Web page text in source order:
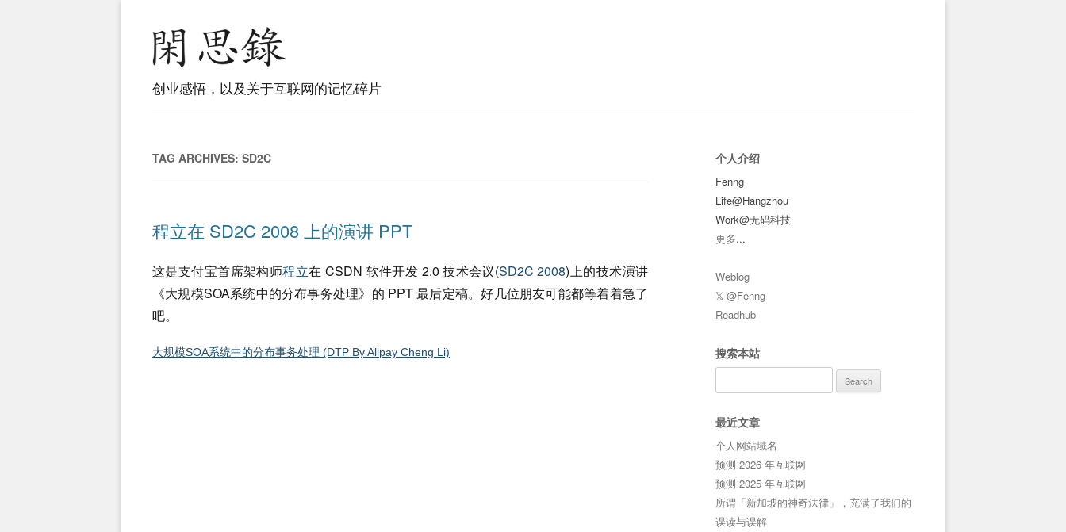
创业感悟，以及关于互联网的记忆碎片
TAG ARCHIVES: SD2C
程立在 SD2C 2008 上的演讲 PPT
这是支付宝首席架构师程立在 CSDN 软件开发 2.0 技术会议(SD2C 2008)上的技术演讲
《大规模SOA系统中的分布事务处理》的 PPT 最后定稿。好几位朋友可能都等着着急了
吧。
大规模SOA系统中的分布事务处理 (DTP By Alipay Cheng Li)
个人介绍
Fenng
Life@Hangzhou
Work@无码科技
更多...
Weblog
𝕏 @Fenng
Readhub
搜索本站
for:
最近文章
个人网站域名
预测 2026 年互联网
预测 2025 年互联网
所谓「新加坡的神奇法律」，充满了我们的
误读与误解